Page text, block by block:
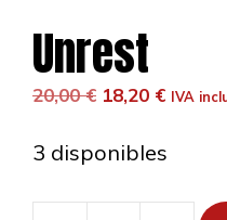
Unrest
20,00€ El
original
20,00 €.
18,20 €El
actual
18,20
IVA
3 disponibles